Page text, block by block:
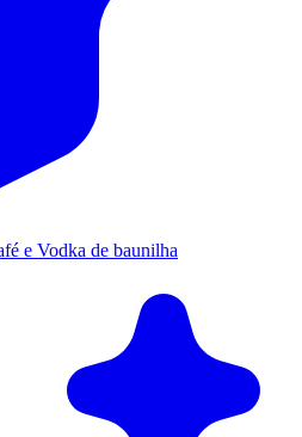
e Vodka de baunilha